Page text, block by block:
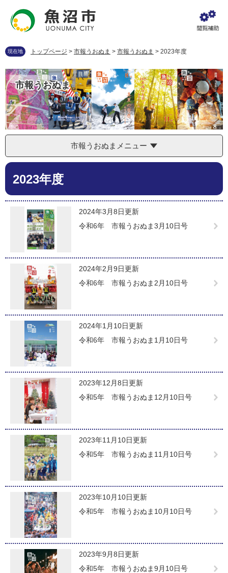
先
で
す
。
を
ば
し
て
本
文
へ
現在地 トップページ > 市報うおぬま > 市報うおぬま > 2023年度
市報うおぬま
市報うおぬまメニュー
本
2023年度
2024年3月8日更新
令和6年 市報うおぬま3月10日号
2024年2月9日更新
令和6年 市報うおぬま2月10日号
2024年1月10日更新
令和6年 市報うおぬま1月10日号
2023年12月8日更新
令和5年 市報うおぬま12月10日号
2023年11月10日更新
令和5年 市報うおぬま11月10日号
2023年10月10日更新
令和5年 市報うおぬま10月10日号
2023年9月8日更新
令和5年 市報うおぬま9月10日号